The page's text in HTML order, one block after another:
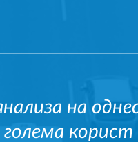
на
корист